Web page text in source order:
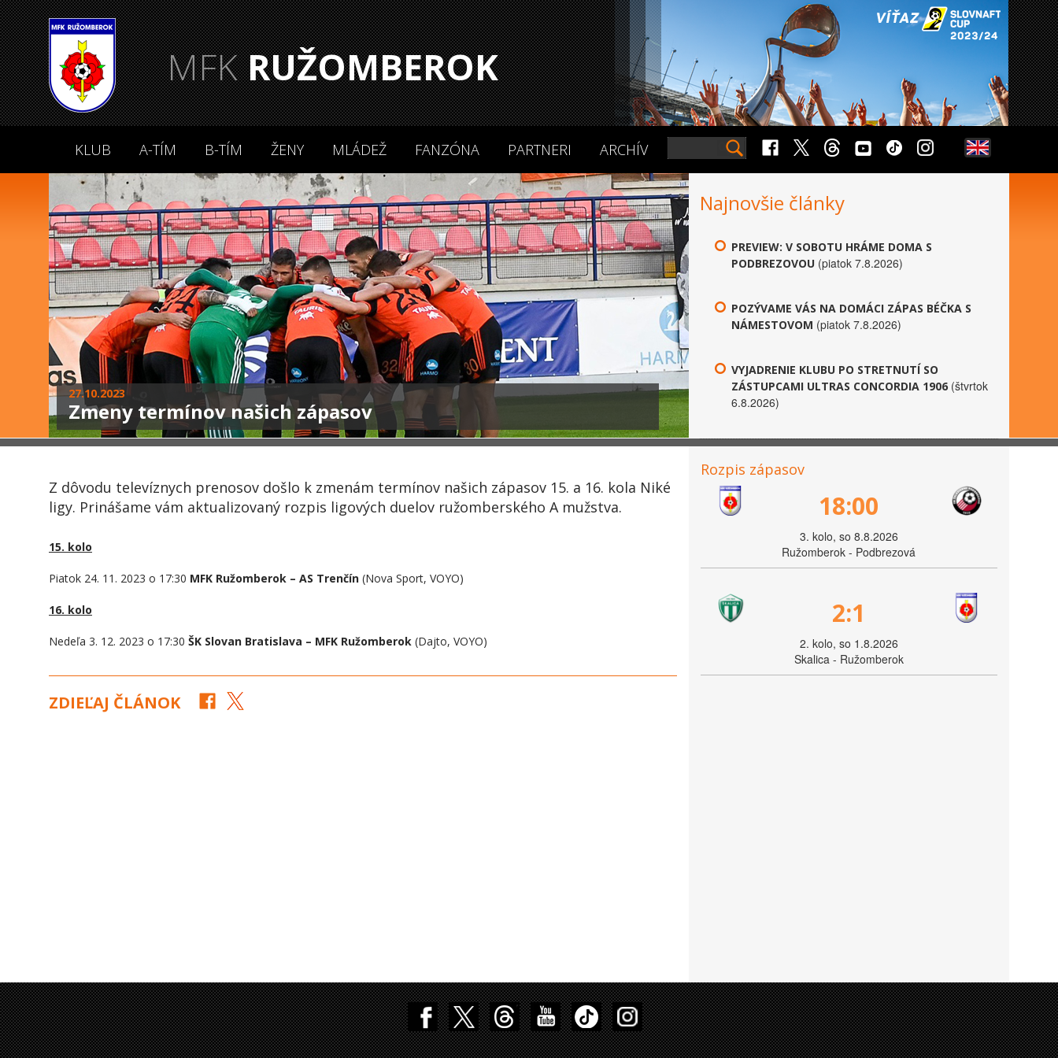
MFKRUŽOMBEROK
KLUB A-TÍM B-TÍM ŽENY MLÁDEŽ FANZÓNA PARTNERI ARCHÍV
27.10.2023
Zmeny termínov našich zápasov
Najnovšie články
PREVIEW: V SOBOTU HRÁME DOMA S
PODBREZOVOU (piatok 7.8.2026)
POZÝVAME VÁS NA DOMÁCI ZÁPAS BÉČKA S
NÁMESTOVOM (piatok 7.8.2026)
VYJADRENIE KLUBU PO STRETNUTÍ SO
ZÁSTUPCAMI ULTRAS CONCORDIA 1906 (štvrtok
6.8.2026)
Z dôvodu televíznych prenosov došlo k zmenám termínov našich zápasov 15. a 16. kola Niké
ligy. Prinášame vám aktualizovaný rozpis ligových duelov ružomberského A mužstva.
15. kolo
Piatok 24. 11. 2023 o 17:30 MFK Ružomberok – AS Trenčín (Nova Sport, VOYO)
16. kolo
Nedeľa 3. 12. 2023 o 17:30 ŠK Slovan Bratislava – MFK Ružomberok (Dajto, VOYO)
ZDIEĽAJ ČLÁNOK
Rozpis zápasov
18:00
3. kolo, so 8.8.2026
Ružomberok - Podbrezová
2:1
2. kolo, so 1.8.2026
Skalica - Ružomberok